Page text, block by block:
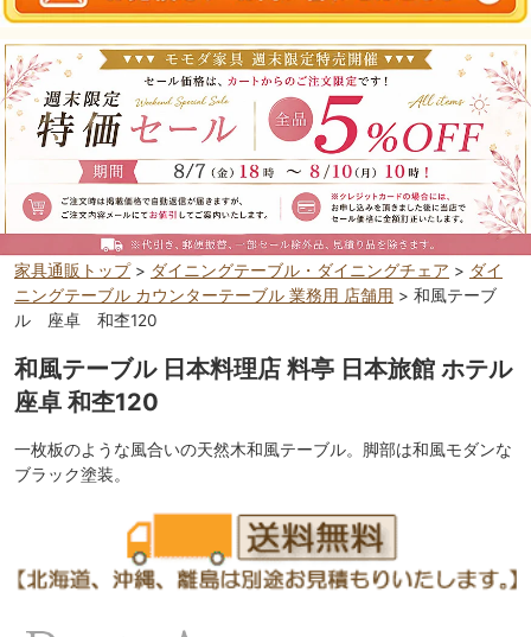
家具通販トップ> ダイニングテーブル・ダイニングチェア > ダイ
ニングテーブル カウンターテーブル 業務用 店舗用 > 和風テーブ
ル 座卓 和杢120
和風テーブル 日本料理店 料亭 日本旅館 ホテル
座卓 和杢120
一枚板のような風合いの天然木和風テーブル。脚部は和風モダンな
ブラック塗装。